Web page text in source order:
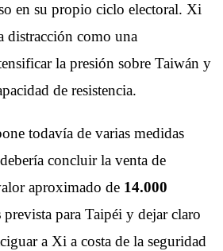
en su propio ciclo electoral. Xi
distracción como una
la presión sobre Taiwán y
de resistencia.
todavía de varias medidas
concluir la venta de
aproximado de 14.000
prevista para Taipéi y dejar claro
a Xi a costa de la seguridad